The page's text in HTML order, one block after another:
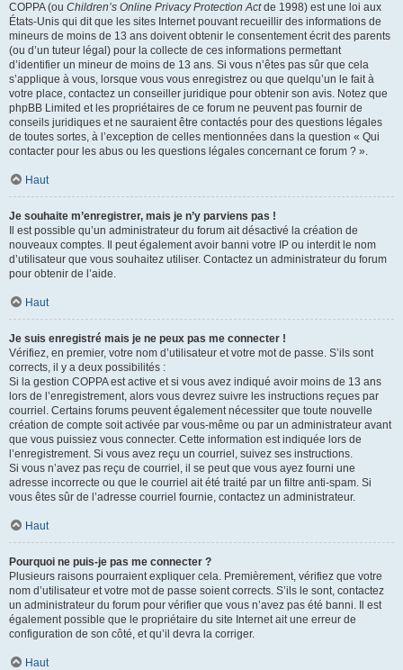
COPPA (ou Children’s Online Privacy Protection Actde 1998) est une loi aux
États-Unis qui dit que les sites Internet pouvant recueillir des informations de
mineurs de moins de 13 ans doivent obtenir le consentement écrit des parents
(ou d’un tuteur légal) pour la collecte de ces informations permettant
d’identifier un mineur de moins de 13 ans. Si vous n’êtes pas sûr que cela
s’applique à vous, lorsque vous vous enregistrez ou que quelqu’un le fait à
votre place, contactez un conseiller juridique pour obtenir son avis. Notez que
phpBB Limited et les propriétaires de ce forum ne peuvent pas fournir de
conseils juridiques et ne sauraient être contactés pour des questions légales
de toutes sortes, à l’exception de celles mentionnées dans la question « Qui
contacter pour les abus ou les questions légales concernant ce forum ? ».
Haut
Je souhaite m’enregistrer, mais je n’y parviens pas !
Il est possible qu’un administrateur du forum ait désactivé la création de
nouveaux comptes. Il peut également avoir banni votre IP ou interdit le nom
d’utilisateur que vous souhaitez utiliser. Contactez un administrateur du forum
pour obtenir de l’aide.
Haut
Je suis enregistré mais je ne peux pas me connecter !
Vérifiez, en premier, votre nom d’utilisateur et votre mot de passe. S’ils sont
corrects, il y a deux possibilités :
Si la gestion COPPA est active et si vous avez indiqué avoir moins de 13 ans
lors de l’enregistrement, alors vous devrez suivre les instructions reçues par
courriel. Certains forums peuvent également nécessiter que toute nouvelle
création de compte soit activée par vous-même ou par un administrateur avant
que vous puissiez vous connecter. Cette information est indiquée lors de
l’enregistrement. Si vous avez reçu un courriel, suivez ses instructions.
Si vous n’avez pas reçu de courriel, il se peut que vous ayez fourni une
adresse incorrecte ou que le courriel ait été traité par un filtre anti-spam. Si
vous êtes sûr de l’adresse courriel fournie, contactez un administrateur.
Haut
Pourquoi ne puis-je pas me connecter ?
Plusieurs raisons pourraient expliquer cela. Premièrement, vérifiez que votre
nom d’utilisateur et votre mot de passe soient corrects. S’ils le sont, contactez
un administrateur du forum pour vérifier que vous n’avez pas été banni. Il est
également possible que le propriétaire du site Internet ait une erreur de
configuration de son côté, et qu’il devra la corriger.
Haut